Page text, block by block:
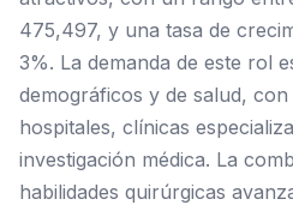
475,497, y una tasa de
3%. La demanda de este rol
demográficos y de salud,
hospitales, clínicas
investigación médica. La
habilidades quirúrgicas